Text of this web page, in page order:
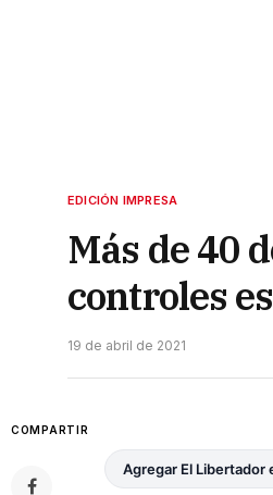
EDICIÓN IMPRESA
Más de 40
controles
19 de abril de 2021
COMPARTIR
Agregar El Libertador